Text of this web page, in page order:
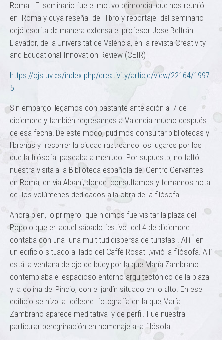
Roma. El seminario fue el motivo primordial que nos reunió
en Roma y cuya reseña del libro y reportaje del seminario
dejó escrita de manera extensa el profesor José Beltrán
Llavador, de la Universitat de València, en la revista Creativity
and Educational Innovation Review (CEIR)
https://ojs.uv.es/index.php/creativity/article/view/22164/1997
5
Sin embargo llegamos con bastante antelación al 7 de
diciembre y también regresamos a Valencia mucho después
de esa fecha. De este modo, pudimos consultar bibliotecas y
librerías y recorrer la ciudad rastreando los lugares por los
que la filósofa paseaba a menudo. Por supuesto, no faltó
nuestra visita a la Biblioteca española del Centro Cervantes
en Roma, en via Albani, donde consultamos y tomamos nota
de los volúmenes dedicados a la obra de la filósofa.
Ahora bien, lo primero que hicimos fue visitar la plaza del
Popolo que en aquel sábado festivo del 4 de diciembre
contaba con una una multitud dispersa de turistas . Allí, en
un edificio situado al lado del Caffé Rosati ,vivió la filósofa. Allí
está la ventana de ojo de buey por la que María Zambrano
contemplaba el espacioso entorno arquitectónico de la plaza
y la colina del Pincio, con el jardín situado en lo alto. En ese
edificio se hizo la célebre fotografía en la que María
Zambrano aparece meditativa y de perfil. Fue nuestra
particular peregrinación en homenaje a la filósofa.